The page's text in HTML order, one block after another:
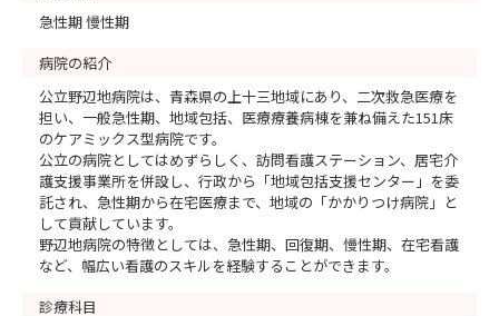
急性期 慢性期
病院の紹介
公立野辺地病院は、青森県の上十三地域にあり、二次救急医療を
担い、一般急性期、地域包括、医療療養病棟を兼ね備えた151床
のケアミックス型病院です。
公立の病院としてはめずらしく、訪問看護ステーション、居宅介
護支援事業所を併設し、行政から「地域包括支援センター」を委
託され、急性期から在宅医療まで、地域の「かかりつけ病院」と
して貢献しています。
野辺地病院の特徴としては、急性期、回復期、慢性期、在宅看護
など、幅広い看護のスキルを経験することができます。
診療科目